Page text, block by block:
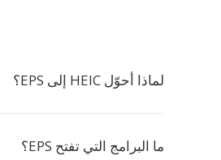
لماذا أحوّل HEIC إلى EPS؟
ما البرامج التي تفتح EPS؟